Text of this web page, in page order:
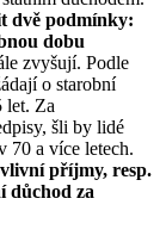
dvě podmínky:
dobu
zvyšují. Podle
o starobní
let. Za
šli by lidé
70 a více letech.
příjmy, resp.
důchod za